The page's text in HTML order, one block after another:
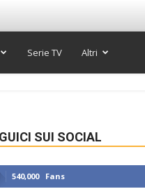
Serie TV Altri
SUI SOCIAL
540,000 Fans